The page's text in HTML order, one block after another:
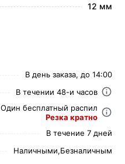
12 мм
В день заказа, до 14:00
В течении 48-и часов
Один бесплатный распил
Резка кратно
В течение 7 дней
Наличными,Безналичным